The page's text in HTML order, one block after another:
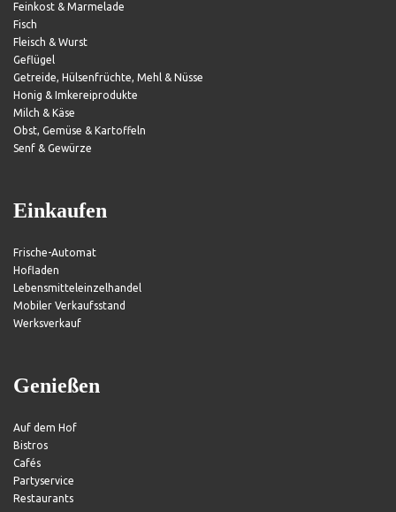
Feinkost & Marmelade
Fisch
Fleisch & Wurst
Geflügel
Getreide, Hülsenfrüchte, Mehl & Nüsse
Honig & Imkereiprodukte
Milch & Käse
Obst, Gemüse & Kartoffeln
Senf & Gewürze
Einkaufen
Frische-Automat
Hofladen
Lebensmitteleinzelhandel
Mobiler Verkaufsstand
Werksverkauf
Genießen
Auf dem Hof
Bistros
Cafés
Partyservice
Restaurants